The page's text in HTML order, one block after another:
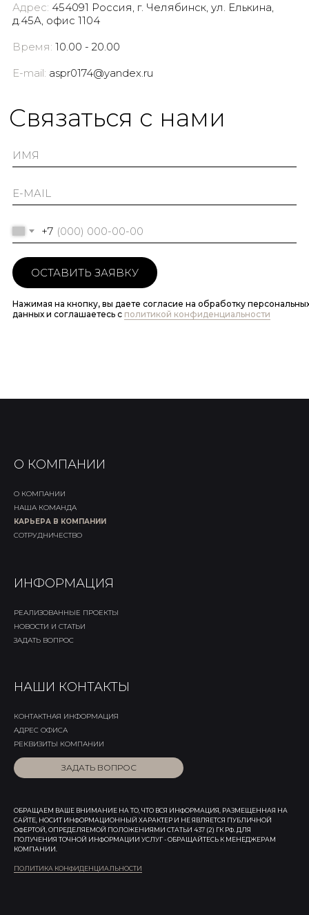
Адрес: 454091 Россия, г. Челябинск, ул. Елькина,
д.45А, офис 1104
Время: 10.00 - 20.00
E-mail: aspr0174@yandex.ru
Cвязаться с нами
+7
ОСТАВИТЬ ЗАЯВКУ
Нажимая на кнопку, вы даете согласие на обработку
данных и соглашаетесь c политикой конфиденциальности
КОНТАКТНАЯ ИНФОРМАЦИЯ
АДРЕС ОФИСА
РЕКВИЗИТЫ КОМПАНИИ
ОБРАЩАЕМ ВАШЕ ВНИМАНИЕ НА ТО, ЧТО ВСЯ ИНФОРМАЦИЯ, РАЗМЕЩЕННАЯ НА
САЙТЕ, НОСИТ ИНФОРМАЦИОННЫЙ ХАРАКТЕР И НЕ ЯВЛЯЕТСЯ ПУБЛИЧНОЙ
ОФЕРТОЙ, ОПРЕДЕЛЯЕМОЙ ПОЛОЖЕНИЯМИ СТАТЬИ 437 (2) ГК РФ. ДЛЯ
ПОЛУЧЕНИЯ ТОЧНОЙ ИНФОРМАЦИИ УСЛУГ - ОБРАЩАЙТЕСЬ К МЕНЕДЖЕРАМ
КОМПАНИИ.
ПОЛИТИКА КОНФИДЕНЦИАЛЬНОСТИ
О КОМПАНИИ
О КОМПАНИИ
НАША КОМАНДА
КАРЬЕРА В КОМПАНИИ
СОТРУДНИЧЕСТВО
ИНФОРМАЦИЯ
РЕАЛИЗОВАННЫЕ ПРОЕКТЫ
НОВОСТИ И СТАТЬИ
ЗАДАТЬ ВОПРОС
НАШИ КОНТАКТЫ
ЗАДАТЬ ВОПРОС